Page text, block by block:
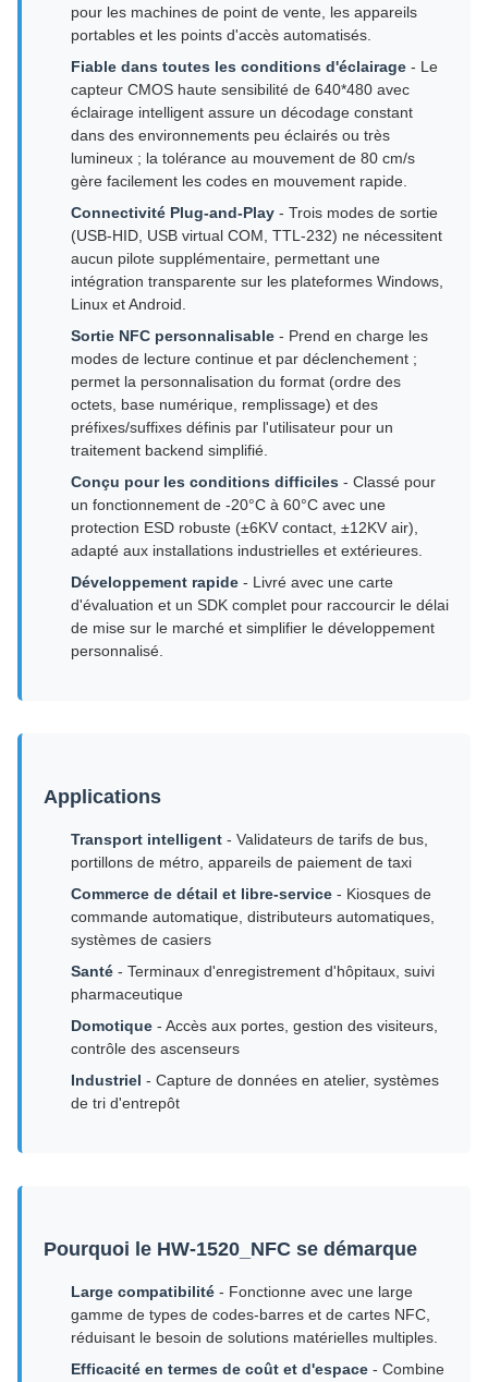
pour les machines de point de vente, les appareils
portables et les points d'accès automatisés.
Fiable dans toutes les conditions d'éclairage - Le
capteur CMOS haute sensibilité de 640*480 avec
éclairage intelligent assure un décodage constant
dans des environnements peu éclairés ou très
lumineux ; la tolérance au mouvement de 80 cm/s
gère facilement les codes en mouvement rapide.
Connectivité Plug-and-Play - Trois modes de sortie
(USB-HID, USB virtual COM, TTL-232) ne nécessitent
aucun pilote supplémentaire, permettant une
intégration transparente sur les plateformes Windows,
Linux et Android.
Sortie NFC personnalisable - Prend en charge les
modes de lecture continue et par déclenchement ;
permet la personnalisation du format (ordre des
octets, base numérique, remplissage) et des
préfixes/suffixes définis par l'utilisateur pour un
traitement backend simplifié.
Conçu pour les conditions difficiles - Classé pour
un fonctionnement de -20°C à 60°C avec une
protection ESD robuste (±6KV contact, ±12KV air),
adapté aux installations industrielles et extérieures.
Développement rapide - Livré avec une carte
d'évaluation et un SDK complet pour raccourcir le délai
de mise sur le marché et simplifier le développement
personnalisé.
Applications
Transport intelligent - Validateurs de tarifs de bus,
portillons de métro, appareils de paiement de taxi
Commerce de détail et libre-service - Kiosques de
commande automatique, distributeurs automatiques,
systèmes de casiers
Santé - Terminaux d'enregistrement d'hôpitaux, suivi
pharmaceutique
Domotique - Accès aux portes, gestion des visiteurs,
contrôle des ascenseurs
Industriel - Capture de données en atelier, systèmes
de tri d'entrepôt
Pourquoi le HW-1520_NFC se démarque
Large compatibilité - Fonctionne avec une large
gamme de types de codes-barres et de cartes NFC,
réduisant le besoin de solutions matérielles multiples.
Efficacité en termes de coût et d'espace - Combine